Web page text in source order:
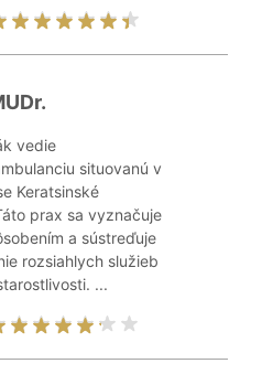
vedie
situovanú v
Keratsinské
prax sa vyznačuje
a sústreďuje
rozsiahlych služieb
...